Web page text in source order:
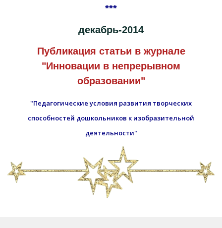
***
декабрь-2014
Публикация статьи в журнале
"Инновации в непрерывном
образовании"
"Педагогические условия развития творческих
способностей дошкольников к изобразительной
деятельности"